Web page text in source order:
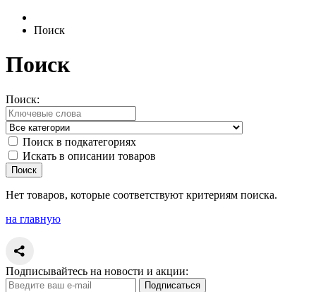
Поиск
Поиск
Поиск:
Поиск в подкатегориях
Искать в описании товаров
Нет товаров, которые соответствуют критериям поиска.
на главную
Подписывайтесь на новости и акции:
Подписаться